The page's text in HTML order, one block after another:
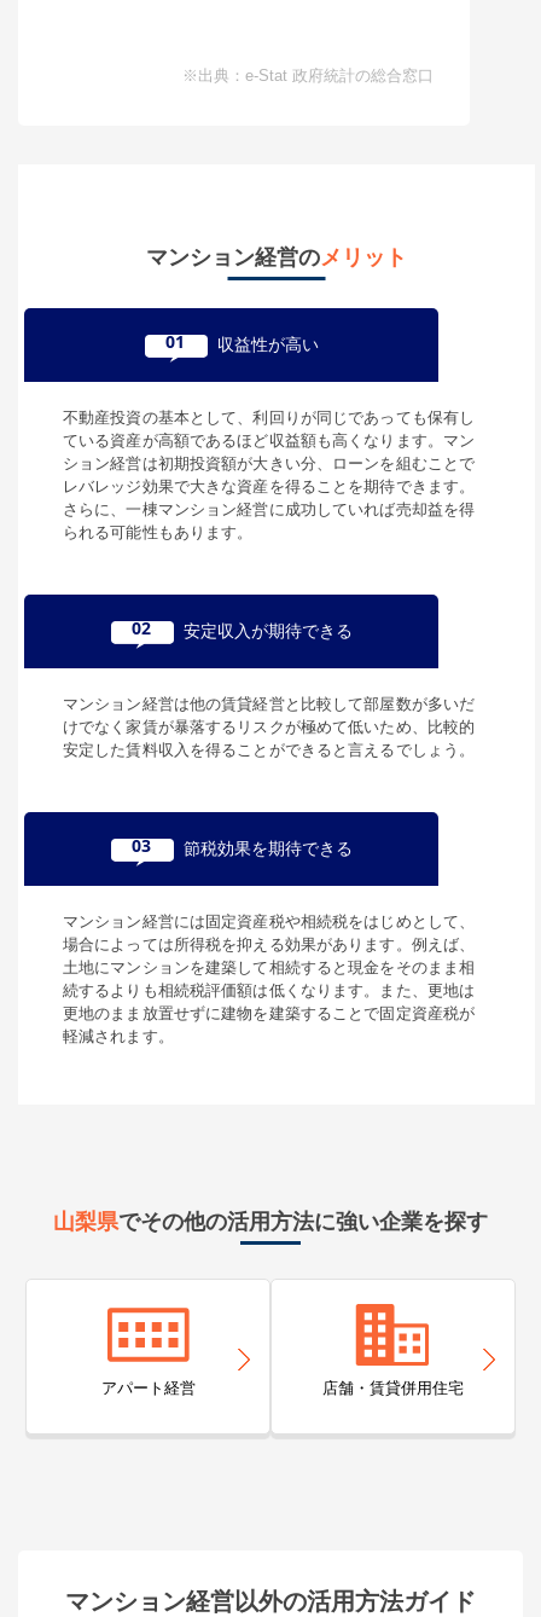
※出典：e-Stat 政府統計の総合窓口
マンション経営のメリット
01 収益性が高い
不動産投資の基本として、利回りが同じであっても保有し
ている資産が高額であるほど収益額も高くなります。マン
ション経営は初期投資額が大きい分、ローンを組むことで
レバレッジ効果で大きな資産を得ることを期待できます。
さらに、一棟マンション経営に成功していれば売却益を得
られる可能性もあります。
02 安定収入が期待できる
マンション経営は他の賃貸経営と比較して部屋数が多いだ
けでなく家賃が暴落するリスクが極めて低いため、比較的
安定した賃料収入を得ることができると言えるでしょう。
03 節税効果を期待できる
マンション経営には固定資産税や相続税をはじめとして、
場合によっては所得税を抑える効果があります。例えば、
土地にマンションを建築して相続すると現金をそのまま相
続するよりも相続税評価額は低くなります。また、更地は
更地のまま放置せずに建物を建築することで固定資産税が
軽減されます。
山梨県でその他の活用方法に強い企業を探す
アパート経営 店舗・賃貸併用住宅
マンション経営以外の活用方法ガイド